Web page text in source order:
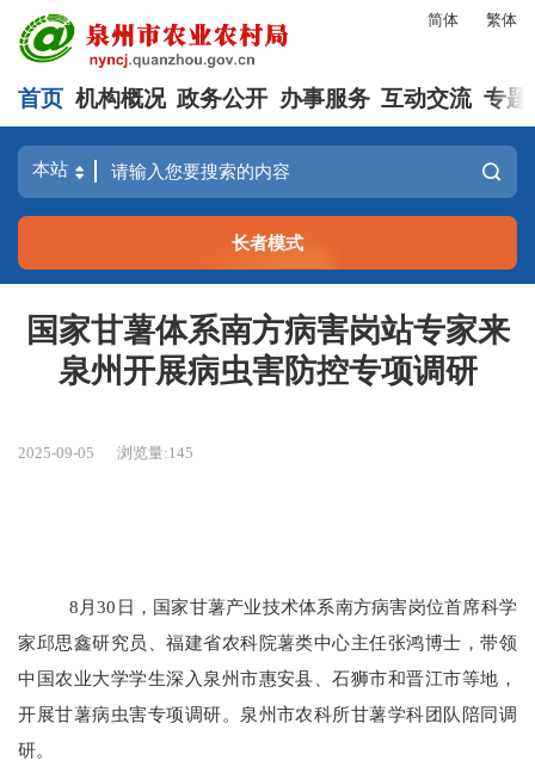
简体 繁体
首页 机构概况 政务公开 办事服务 互动交流 专题
长者模式
国家甘薯体系南方病害岗站专家来
泉州开展病虫害防控专项调研
2025-09-05 浏览量:145
8月30日，国家甘薯产业技术体系南方病害岗位首席科学
家邱思鑫研究员、福建省农科院薯类中心主任张鸿博士，带领
中国农业大学学生深入泉州市惠安县、石狮市和晋江市等地，
开展甘薯病虫害专项调研。泉州市农科所甘薯学科团队陪同调
研。